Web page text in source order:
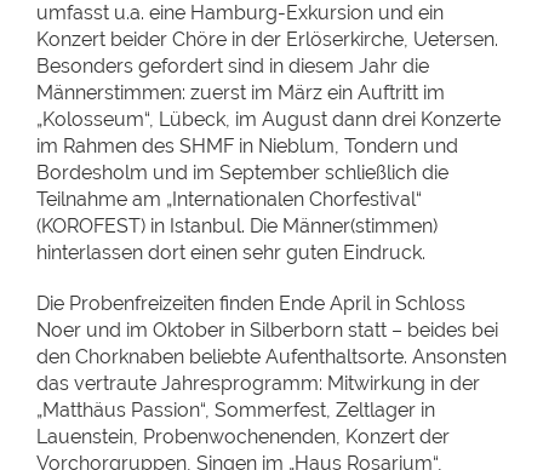
umfasst u.a. eine Hamburg-Exkursion und ein
Konzert beider Chöre in der Erlöserkirche, Uetersen.
Besonders gefordert sind in diesem Jahr die
Männerstimmen: zuerst im März ein Auftritt im
„Kolosseum“, Lübeck, im August dann drei Konzerte
im Rahmen des SHMF in Nieblum, Tondern und
Bordesholm und im September schließlich die
Teilnahme am „Internationalen Chorfestival“
(KOROFEST) in Istanbul. Die Männer(stimmen)
hinterlassen dort einen sehr guten Eindruck.
Die Probenfreizeiten finden Ende April in Schloss
Noer und im Oktober in Silberborn statt – beides bei
den Chorknaben beliebte Aufenthaltsorte. Ansonsten
das vertraute Jahresprogramm: Mitwirkung in der
„Matthäus Passion“, Sommerfest, Zeltlager in
Lauenstein, Probenwochenenden, Konzert der
Vorchorgruppen, Singen im „Haus Rosarium“,